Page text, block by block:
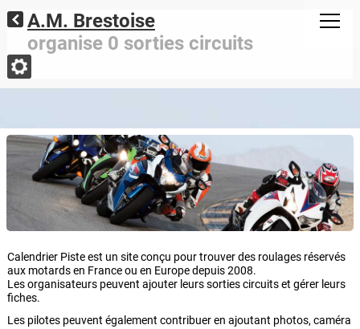
A.M. Brestoise
organise 0 sorties circuits
Calendrier Piste est un site conçu pour trouver des roulages réservés
aux motards en France ou en Europe depuis 2008.
Les organisateurs peuvent ajouter leurs sorties circuits et gérer leurs
fiches.
Les pilotes peuvent également contribuer en ajoutant photos, caméra